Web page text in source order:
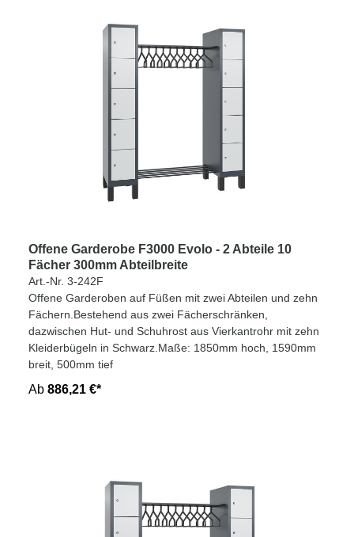
Offene Garderobe F3000 Evolo - 2 Abteile 10
Fächer 300mm Abteilbreite
Art.-Nr. 3-242F
Offene Garderoben auf Füßen mit zwei Abteilen und zehn
Fächern.Bestehend aus zwei Fächerschränken,
dazwischen Hut- und Schuhrost aus Vierkantrohr mit zehn
Kleiderbügeln in Schwarz.Maße: 1850mm hoch, 1590mm
breit, 500mm tief
Ab 886,21 €*